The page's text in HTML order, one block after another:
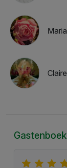
Maria
Claire
Gastenboek